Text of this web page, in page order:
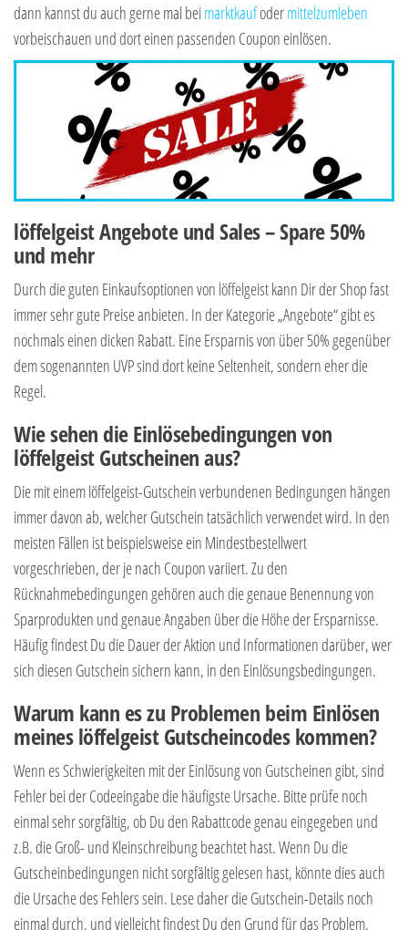
dann kannst du auch gerne mal beimarktkaufodermittelzumleben
vorbeischauen und dort einen passenden Coupon einlösen.
löffelgeist Angebote und Sales – Spare 50%
und mehr
Durch die guten Einkaufsoptionen von löffelgeist kann Dir der Shop fast
immer sehr gute Preise anbieten. In der Kategorie „Angebote“ gibt es
nochmals einen dicken Rabatt. Eine Ersparnis von über 50% gegenüber
dem sogenannten UVP sind dort keine Seltenheit, sondern eher die
Regel.
Wie sehen die Einlösebedingungen von
löffelgeist Gutscheinen aus?
Die mit einem löffelgeist-Gutschein verbundenen Bedingungen hängen
immer davon ab, welcher Gutschein tatsächlich verwendet wird. In den
meisten Fällen ist beispielsweise ein Mindestbestellwert
vorgeschrieben, der je nach Coupon variiert. Zu den
Rücknahmebedingungen gehören auch die genaue Benennung von
Sparprodukten und genaue Angaben über die Höhe der Ersparnisse.
Häufig findest Du die Dauer der Aktion und Informationen darüber, wer
sich diesen Gutschein sichern kann, in den Einlösungsbedingungen.
Warum kann es zu Problemen beim Einlösen
meines löffelgeist Gutscheincodes kommen?
Wenn es Schwierigkeiten mit der Einlösung von Gutscheinen gibt, sind
Fehler bei der Codeeingabe die häufigste Ursache. Bitte prüfe noch
einmal sehr sorgfältig, ob Du den Rabattcode genau eingegeben und
z.B. die Groß- und Kleinschreibung beachtet hast. Wenn Du die
Gutscheinbedingungen nicht sorgfältig gelesen hast, könnte dies auch
die Ursache des Fehlers sein. Lese daher die Gutschein-Details noch
einmal durch, und vielleicht findest Du den Grund für das Problem.